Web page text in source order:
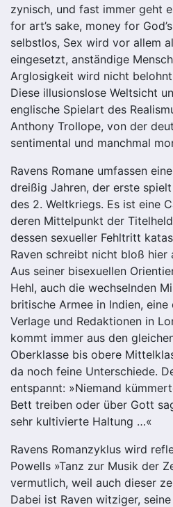
zynisch, und fast immer geht
for art’s sake, money for
selbstlos, Sex wird vor allem
eingesetzt, anständige
Arglosigkeit wird nicht
Diese illusionslose Weltsicht
englische Spielart des
Anthony Trollope, von der
sentimental und manchmal
Ravens Romane umfassen
dreißig Jahren, der erste
des 2. Weltkriegs. Es ist eine
deren Mittelpunkt der
dessen sexueller Fehltritt
Raven schreibt nicht bloß hier
Aus seiner bisexuellen
Hehl, auch die wechselnden
britische Armee in Indien,
Verlage und Redaktionen in
kommt immer aus den
Oberklasse bis obere
da noch feine Unterschiede.
entspannt: »Niemand
Bett treiben oder über Gott
sehr kultivierte Haltung …«
Ravens Romanzyklus wird
Powells »Tanz zur Musik der
vermutlich, weil auch dieser
Dabei ist Raven witziger,